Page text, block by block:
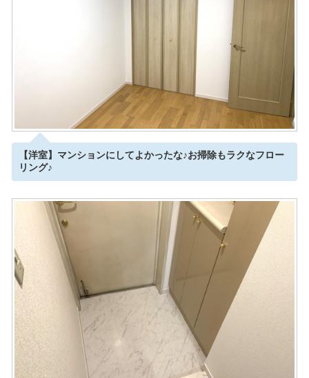
【洋室】マンションにしてよかったな♪お掃除もラクなフロー
リング♪